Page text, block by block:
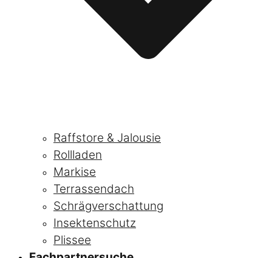
Raffstore & Jalousie
Rollladen
Markise
Terrassendach
Schrägverschattung
Insektenschutz
Plissee